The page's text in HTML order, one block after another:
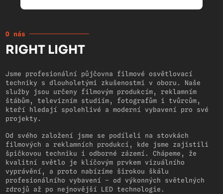
O nás
RIGHT LIGHT
Jsme profesionální půjčovna filmové osvětlovací
techniky s dlouholetými zkušenostmi v oboru. Naše
služby jsou určeny filmovým produkcím, reklamním
štábům, televizním studiím, fotografům i tvůrcům,
kteří hledají spolehlivé a moderní vybavení pro své
projekty.
Od svého založení jsme se podíleli na stovkách
filmových a reklamních produkcí, kde jsme zajistili
špičkovou techniku i odborné zázemí. Chápeme, že
kvalitní světlo je klíčovým prvkem vizuálního
vyprávění, a proto nabízíme širokou škálu
profesionálního vybavení – od výkonných světelných
zdrojů až po nejnovější LED technologie.